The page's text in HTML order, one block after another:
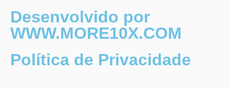
Desenvolvido por
WWW.MORE10X.COM
Política de Privacidade